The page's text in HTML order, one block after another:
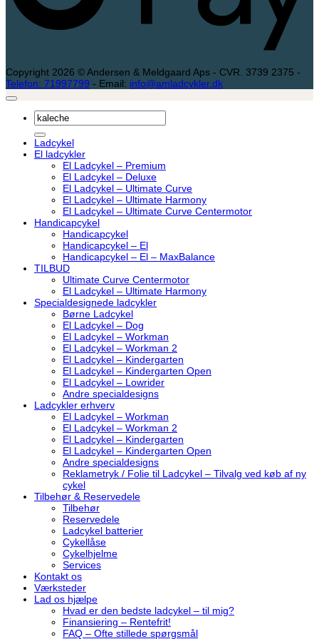
Copyright 2026 © Andersen & Meldgaard Aps - CVR. 3739 2375 -
Telefon: 71997799 - Email: info@amladcykler.dk
Søg
efter:
Ladcykel
El ladcykler
El Ladcykel – Premium
El Ladcykel – Deluxe
El Ladcykel – Ultimate Curve
El Ladcykel – Ultimate Harmony
El Ladcykel – Ultimate Curve Centermotor
Handicapcykel
Handicapcykel
Handicapcykel – El
Handicapcykel – El – MaxBalance
TILBUD
Ultimate Curve Centermotor
El Ladcykel – Ultimate Harmony
Specialdesignede ladcykler
Børne Ladcykel
El Ladcykel – Dog
El Ladcykel – Workman
El Ladcykel – Workman 2
El Ladcykel – Kindergarten
El Ladcykel – Kindergarten Open
El Ladcykel – Lowrider
Andre specialdesigns
Ladcykler erhverv
El Ladcykel – Workman
El Ladcykel – Workman 2
El Ladcykel – Kindergarten
El Ladcykel – Kindergarten Open
Andre specialdesigns
Reklametryk / Folie til Ladcykel – Tilvalg ved køb af ny
cykel
Tilbehør & Reservedele
Tilbehør
Reservedele
Ladcykel batterier
Cykellåse
Cykelhjelme
Services
Kontakt os
Værksteder
Lad os hjælpe
Hvad er den bedste ladcykel – til mig?
Finansiering – Rentefrit!
FAQ – Ofte stillede spørgsmål